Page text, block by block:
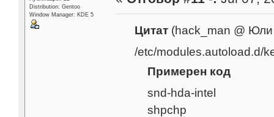
Distribution: Gentoo
Window Manager: KDE 5
Цитат(hack_man @ Юли
/etc/modules.autoload.d/
Примерен код
snd-hda-intel
shpchp